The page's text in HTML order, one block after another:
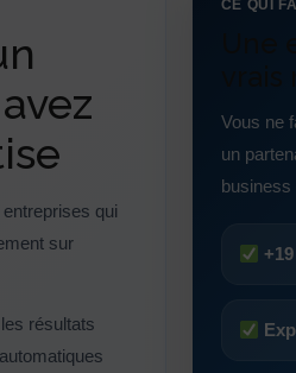
qui
sur
résultats
CE QUI
Vous ne
un